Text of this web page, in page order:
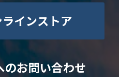
インストア
のお問い合わせ